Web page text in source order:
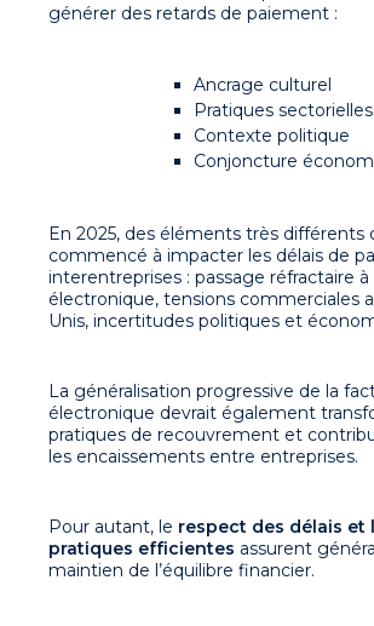
générer des retards de paiement :
Ancrage culturel
Pratiques sectorielles
Contexte politique
Conjoncture
En 2025, des éléments très différents
commencé à impacter les délais de
interentreprises : passage réfractaire
électronique, tensions commerciales
Unis, incertitudes politiques et
La généralisation progressive de la
électronique devrait également
pratiques de recouvrement et
les encaissements entre entreprises.
Pour autant, le respect des délais et
pratiques efficientes assurent
maintien de l’équilibre financier.